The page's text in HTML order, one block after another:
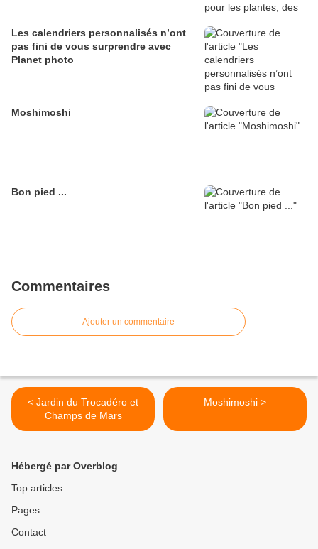
Les calendriers personnalisés n’ont
pas fini de vous surprendre avec
Planet photo
Moshimoshi
Bon pied ...
Commentaires
Ajouter un commentaire
< Jardin du Trocadéro et
Champs de Mars
Moshimoshi >
Hébergé par Overblog
Top articles
Pages
Contact